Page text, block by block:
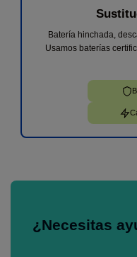
Batería hinchada,
Usamos baterías
¿Necesitas